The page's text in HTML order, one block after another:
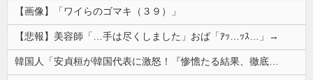
【画像】「ワイらのゴマキ（３９）」
【悲報】美容師「…手は尽くしました」おば「ｱｯ…ｯｽ…」→